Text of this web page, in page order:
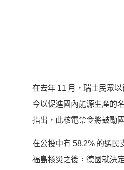
在去年 11 月，瑞士民眾
今以促進國內能源生產的
指出，此核電禁令將鼓勵
在公投中有 58.2% 的選民
福島核災之後，德國就決